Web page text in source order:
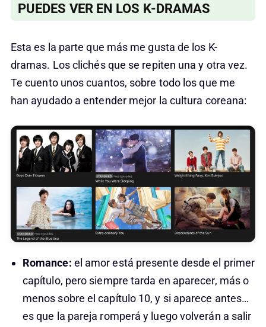
PUEDES VER EN LOS K-DRAMAS
Esta es la parte que más me gusta de los K-
dramas. Los clichés que se repiten una y otra vez.
Te cuento unos cuantos, sobre todo los que me
han ayudado a entender mejor la cultura coreana:
Romance: el amor está presente desde el primer
capítulo, pero siempre tarda en aparecer, más o
menos sobre el capítulo 10, y si aparece antes…
es que la pareja romperá y luego volverán a salir